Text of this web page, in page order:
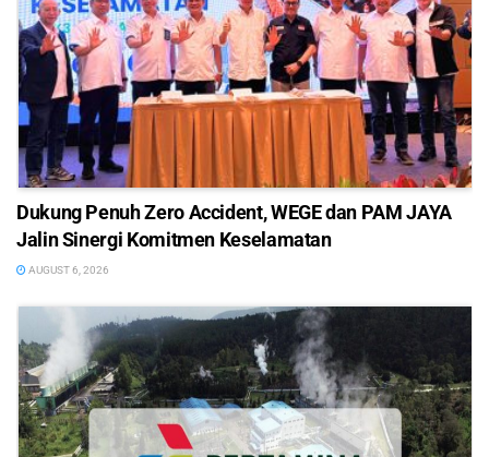
Dukung Penuh Zero Accident, WEGE dan PAM JAYA
Jalin Sinergi Komitmen Keselamatan
AUGUST 6, 2026